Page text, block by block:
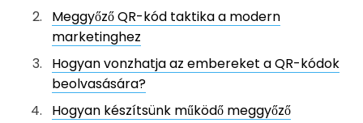
Meggyőző QR-kód taktika a modern
marketinghez
Hogyan vonzhatja az embereket a QR-kódok
beolvasására?
Hogyan készítsünk működő meggyőző